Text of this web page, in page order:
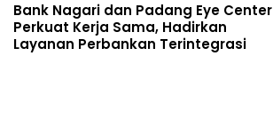
Bank Nagari dan Padang Eye Center
Perkuat Kerja Sama, Hadirkan
Layanan Perbankan Terintegrasi